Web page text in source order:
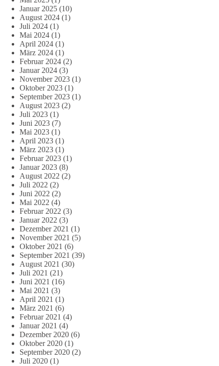
Januar 2025 (10)
August 2024 (1)
Juli 2024 (1)
Mai 2024 (1)
April 2024 (1)
März 2024 (1)
Februar 2024 (2)
Januar 2024 (3)
November 2023 (1)
Oktober 2023 (1)
September 2023 (1)
August 2023 (2)
Juli 2023 (1)
Juni 2023 (7)
Mai 2023 (1)
April 2023 (1)
März 2023 (1)
Februar 2023 (1)
Januar 2023 (8)
August 2022 (2)
Juli 2022 (2)
Juni 2022 (2)
Mai 2022 (4)
Februar 2022 (3)
Januar 2022 (3)
Dezember 2021 (1)
November 2021 (5)
Oktober 2021 (6)
September 2021 (39)
August 2021 (30)
Juli 2021 (21)
Juni 2021 (16)
Mai 2021 (3)
April 2021 (1)
März 2021 (6)
Februar 2021 (4)
Januar 2021 (4)
Dezember 2020 (6)
Oktober 2020 (1)
September 2020 (2)
Juli 2020 (1)